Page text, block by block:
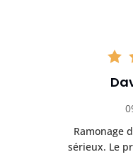
Ramonage
sérieux. Le